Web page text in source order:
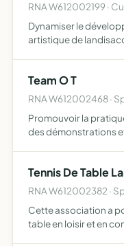
RNA W612002199 ·
Dynamiser le
artistique de
Team O T
RNA W612002468 ·
Promouvoir la
des démonstrations
o…
Tennis De Table
RNA W612002382 ·
Cette association a
table en loisir et en